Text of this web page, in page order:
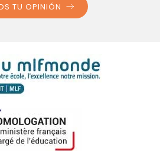
TU OPINIÓN